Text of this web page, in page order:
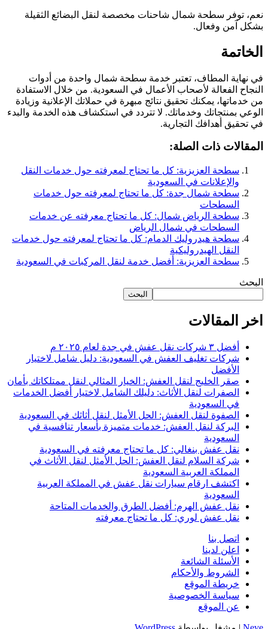
نعم، توفر سطحة شمال شاحنات مخصصة لنقل البضائع الثقيلة
بشكل آمن وفعال.
الخاتمة
في نهاية المطاف، تعتبر خدمة سطحة شمال واحدة من أدوات
النجاح الفعالة لأصحاب الأعمال في السعودية. من خلال الاستفادة
من خدماتها، يمكنك تحقيق نتائج مبهرة في حملاتك الإعلانية وزيادة
الوعي بمنتجاتك وخدماتك. لا تتردد في استكشاف هذه الخدمة والبدء
في تحقيق أهدافك التجارية.
المقالات ذات الصلة:
سطحة العزيزية: كل ما تحتاج لمعرفته حول خدمات النقل
والإعلانات في السعودية
سطحة شمال جدة: كل ما تحتاج لمعرفته حول خدمات
السطحات
سطحة الرياض شمال: كل ما تحتاج معرفته عن خدمات
السطحات في شمال الرياض
سطحة هيدروليك الدمام: كل ما تحتاج لمعرفته حول خدمات
النقل الهيدروليكية
سطحة العزيزية: أفضل خدمة لنقل المركبات في السعودية
البحث
البحث
اخر المقالات
أفضل ٣ شركات نقل عفش في جدة لعام ٢٠٢٥ م
شركات تغليف العفش في السعودية: دليل شامل لاختيار
الأفضل
صقر الخليج لنقل العفش: الخيار المثالي لنقل ممتلكاتك بأمان
الصفرات لنقل الأثاث: دليلك الشامل لاختيار أفضل الخدمات
في السعودية
الصفوة لنقل العفش: الحل الأمثل لنقل أثاثك في السعودية
البركة لنقل العفش: خدمات متميزة بأسعار تنافسية في
السعودية
نقل عفش بنغالي: كل ما تحتاج معرفته في السعودية
شركة السلام لنقل العفش: الحل الأمثل لنقل الأثاث في
المملكة العربية السعودية
اكتشف ارقام سيارات نقل عفش في المملكة العربية
السعودية
نقل عفش الهرم: أفضل الطرق والخدمات المتاحة
نقل عفش لوري: كل ما تحتاج معرفته
اتصل بنا
اعلن لدينا
الأسئلة الشائعة
الشروط والأحكام
خريطة الموقع
سياسة الخصوصية
عن الموقع